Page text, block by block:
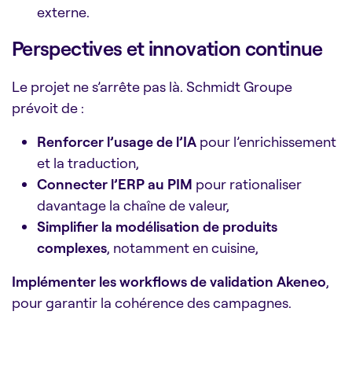
externe.
Perspectives et innovation continue
Le projet ne s’arrête pas là. Schmidt Groupe
prévoit de :
Renforcer l’usage de l’IA pour l’enrichissement
et la traduction,
Connecter l’ERP au PIM pour rationaliser
davantage la chaîne de valeur,
Simplifier la modélisation de produits
complexes, notamment en cuisine,
Implémenter les workflows de validation Akeneo,
pour garantir la cohérence des campagnes.